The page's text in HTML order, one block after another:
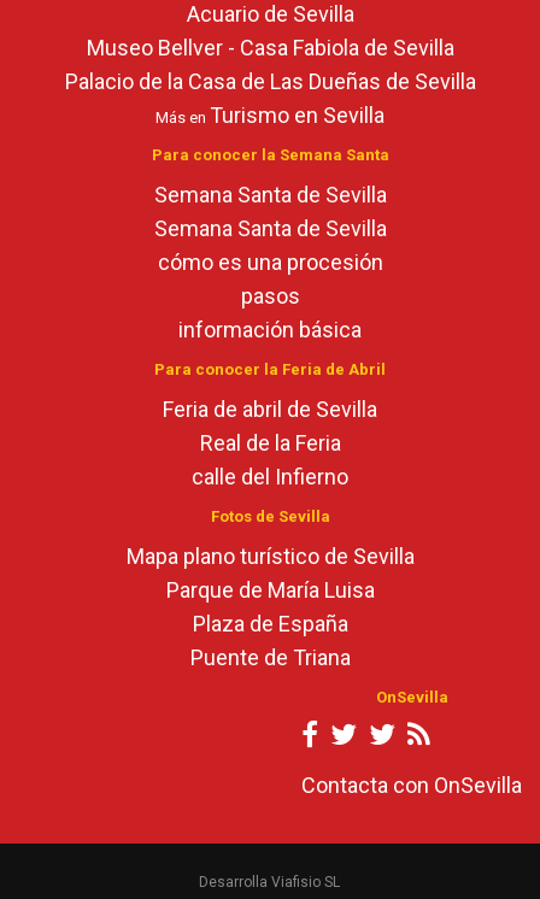
Acuario de Sevilla
Museo Bellver - Casa Fabiola de Sevilla
Palacio de la Casa de Las Dueñas de Sevilla
Más en Turismo en Sevilla
Para conocer la Semana Santa
Semana Santa de Sevilla
Semana Santa de Sevilla
cómo es una procesión
pasos
información básica
Para conocer la Feria de Abril
Feria de abril de Sevilla
Real de la Feria
calle del Infierno
Fotos de Sevilla
Mapa plano turístico de Sevilla
Parque de María Luisa
Plaza de España
Puente de Triana
OnSevilla
Contacta con OnSevilla
Desarrolla Viafisio SL